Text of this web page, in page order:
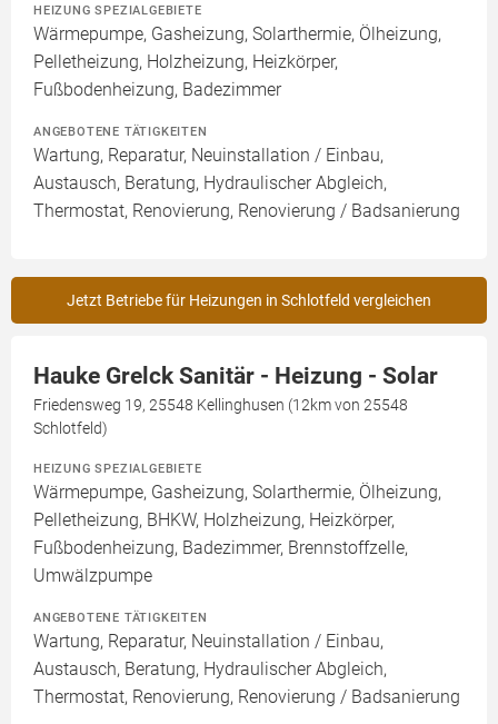
HEIZUNG SPEZIALGEBIETE
Wärmepumpe, Gasheizung, Solarthermie, Ölheizung,
Pelletheizung, Holzheizung, Heizkörper,
Fußbodenheizung, Badezimmer
ANGEBOTENE TÄTIGKEITEN
Wartung, Reparatur, Neuinstallation / Einbau,
Austausch, Beratung, Hydraulischer Abgleich,
Thermostat, Renovierung, Renovierung / Badsanierung
Jetzt Betriebe für Heizungen in Schlotfeld vergleichen
Hauke Grelck Sanitär - Heizung - Solar
Friedensweg 19, 25548 Kellinghusen (12km von 25548
Schlotfeld)
HEIZUNG SPEZIALGEBIETE
Wärmepumpe, Gasheizung, Solarthermie, Ölheizung,
Pelletheizung, BHKW, Holzheizung, Heizkörper,
Fußbodenheizung, Badezimmer, Brennstoffzelle,
Umwälzpumpe
ANGEBOTENE TÄTIGKEITEN
Wartung, Reparatur, Neuinstallation / Einbau,
Austausch, Beratung, Hydraulischer Abgleich,
Thermostat, Renovierung, Renovierung / Badsanierung